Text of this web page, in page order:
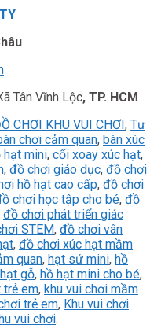
Tân Vĩnh Lộc, TP. HCM
CHƠI KHU VUI CHƠI, Tư
chơi cảm quan, bàn xúc
hạt mini, cối xoay xúc hạt,
, đồ chơi giáo dục, đồ chơi
hồ hạt cao cấp, đồ chơi
chơi học tập cho bé, đồ
đồ chơi phát triển giác
STEM, đồ chơi vân
, đồ chơi xúc hạt mầm
quan, hạt sứ mini, hồ
gỗ, hồ hạt mini cho bé,
trẻ em, khu vui chơi mầm
trẻ em, Khu vui chơi
vui chơi.